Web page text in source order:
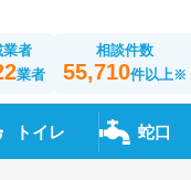
業者
業者
相談件数
55,710件以上※
トイレ 蛇口